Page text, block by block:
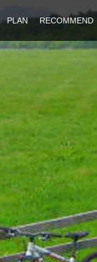
PLAN RECOMMEND